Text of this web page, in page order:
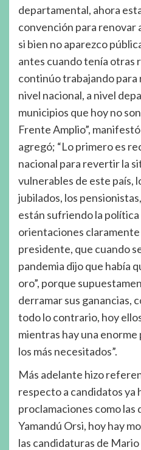
departamental, ahora
convención para renovar
si bien no aparezco
antes cuando tenía otras
continúo trabajando
nivel nacional, a nivel
municipios que hoy no
Frente Amplio”,
agregó; “Lo primero es
nacional para revertir la
vulnerables de este país,
jubilados, los
están sufriendo la
orientaciones
presidente, que cuando
pandemia dijo que había
oro”, porque
derramar sus ganancias,
todo lo contrario, hoy
mientras hay una enorme
los más necesitados”.
Más adelante hizo
respecto a candidatos ya
proclamaciones como las
Yamandú Orsi, hoy hay
las candidaturas de